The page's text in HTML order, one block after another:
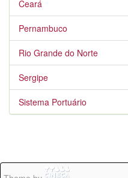
Ceará
Pernambuco
Rio Grande do Norte
Sergipe
Sistema Portuário